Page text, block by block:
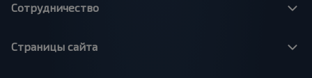
Сотрудничество
Страницы сайта